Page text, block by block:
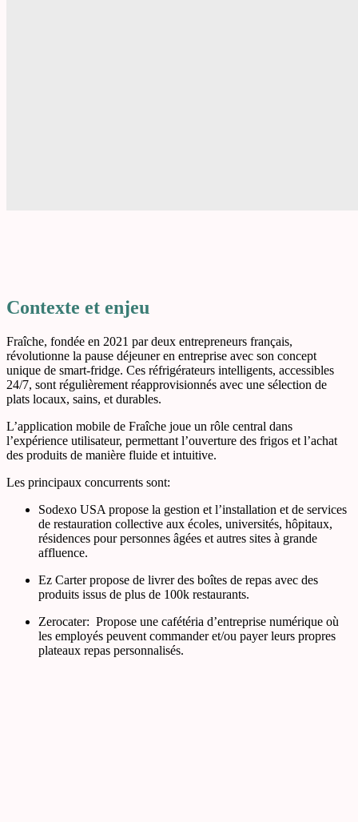
Contexte et enjeu
Fraîche, fondée en 2021 par deux entrepreneurs français,
révolutionne la pause déjeuner en entreprise avec son concept
unique de smart-fridge. Ces réfrigérateurs intelligents, accessibles
24/7, sont régulièrement réapprovisionnés avec une sélection de
plats locaux, sains, et durables.
L’application mobile de Fraîche joue un rôle central dans
l’expérience utilisateur, permettant l’ouverture des frigos et l’achat
des produits de manière fluide et intuitive.
Les principaux concurrents sont:
Sodexo USA propose la gestion et l’installation et de services
de restauration collective aux écoles, universités, hôpitaux,
résidences pour personnes âgées et autres sites à grande
affluence.
Ez Carter propose de livrer des boîtes de repas avec des
produits issus de plus de 100k restaurants.
Zerocater: Propose une cafétéria d’entreprise numérique où
les employés peuvent commander et/ou payer leurs propres
plateaux repas personnalisés.